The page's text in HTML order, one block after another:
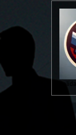
contenu